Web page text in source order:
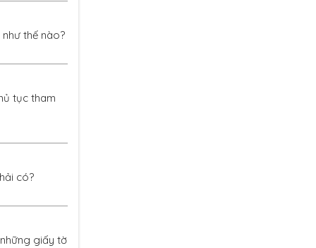
thế nào?
tục tham
có?
giấy tờ